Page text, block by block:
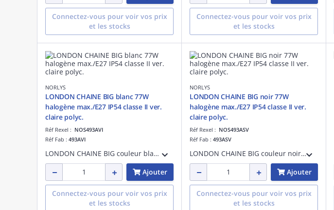
Connectez-vous pour voir vos prix
et les stocks
Connectez-vous pour voir vos prix
et les stocks
NORLYS
LONDON CHAINE BIG blanc 77W
halogène max./E27 IP54 classe II ver.
claire polyc.
Réf Rexel : NOS493AVI
Réf Fab : 493AVI
LONDON CHAINE BIG couleur blanc 77W halogène max./E27 IP54 classe II verrerie claire polycarbonate tête H500mm
Ajouter
Connectez-vous pour voir vos prix
et les stocks
NORLYS
LONDON CHAINE BIG noir 77W
halogène max./E27 IP54 classe II ver.
claire polyc.
Réf Rexel : NOS493ASV
Réf Fab : 493ASV
LONDON CHAINE BIG couleur noir 77W halogène max./E27 IP54 classe II verrerie claire polycarbonate tête H500mm
Ajouter
Connectez-vous pour voir vos prix
et les stocks